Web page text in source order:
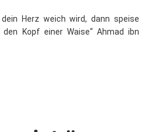
Herz weich wird, dann speise
Kopf einer Waise“ Ahmad ibn